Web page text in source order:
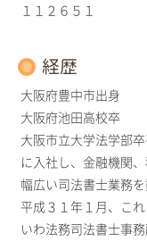
１１２６５１
経歴
大阪府豊中市出身
大阪府池田高校卒
大阪市立大学法学部
に入社し、金融機関
幅広い司法書士業務を
平成３１年１月、こ
いわ法務司法書士事